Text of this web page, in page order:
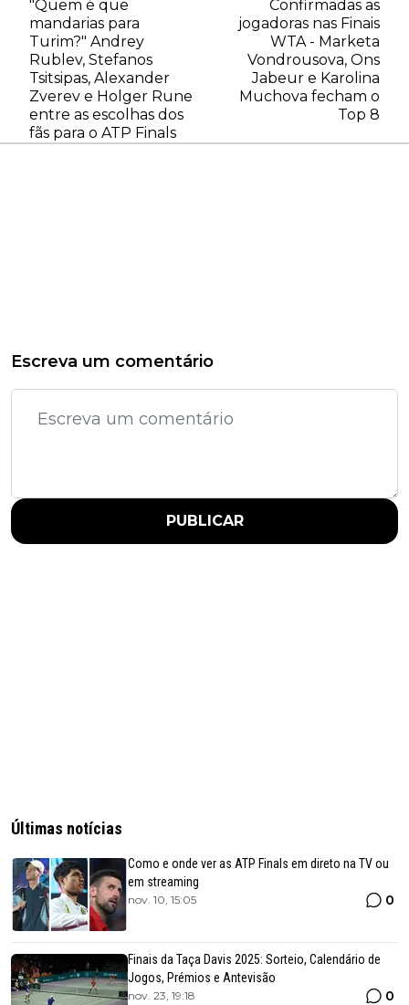
"Quem é que
mandarias para
Turim?" Andrey
Rublev, Stefanos
Tsitsipas, Alexander
Zverev e Holger Rune
entre as escolhas dos
fãs para o ATP Finals
Confirmadas as
jogadoras nas Finais
WTA - Marketa
Vondrousova, Ons
Jabeur e Karolina
Muchova fecham o
Top 8
Escreva um comentário
PUBLICAR
Últimas notícias
Como e onde ver as ATP Finals em direto na TV ou
em streaming
nov. 10, 15:05 0
Finais da Taça Davis 2025: Sorteio, Calendário de
Jogos, Prémios e Antevisão
nov. 23, 19:18 0